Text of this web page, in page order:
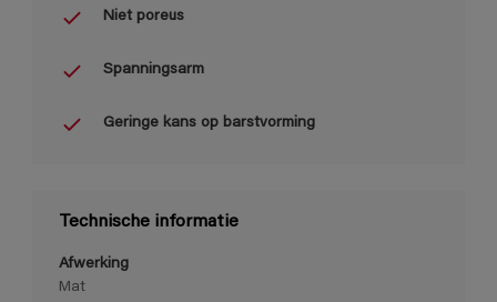
Niet poreus
Spanningsarm
Geringe kans op barstvorming
Technische informatie
Afwerking
Mat